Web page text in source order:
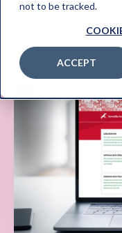
not to be tracked.
ACCEPT
ENG
Webb & utveckling